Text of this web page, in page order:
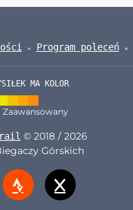
Program poleceń
MA KOLOR
Zaawansowany
© 2018 / 2026
Górskich